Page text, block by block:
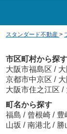
スタンダード不動産 >
市区町村から探す
大阪市福島区 /
京都市中京区 /
大阪市住之江区 /
町名から探す
福島 / 曾根崎 / 豊
山坂 / 南港北 / 勝